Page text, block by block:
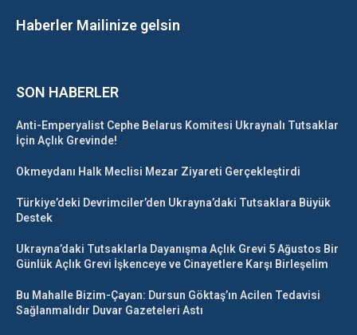
Haberler Mailinize gelsin
SON HABERLER
Anti-Emperyalist Cephe Belarus Komitesi Ukraynalı Tutsaklar
İçin Açlık Grevinde!
Okmeydanı Halk Meclisi Mezar Ziyareti Gerçekleştirdi
Türkiye’deki Devrimciler’den Ukrayna’daki Tutsaklara Büyük
Destek
Ukrayna’daki Tutsaklarla Dayanışma Açlık Grevi 5 Ağustos Bir
Günlük Açlık Grevi İşkenceye ve Cinayetlere Karşı Birleşelim
Bu Mahalle Bizim-Çayan: Dursun Göktaş’ın Acilen Tedavisi
Sağlanmalıdır Duvar Gazeteleri Astı